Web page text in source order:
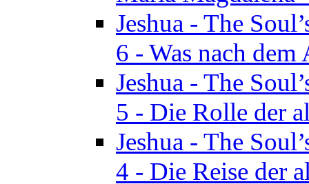
Jeshua - The
6 - Was nach
Jeshua - The
5 - Die Rolle der
Jeshua - The
4 - Die Reise der